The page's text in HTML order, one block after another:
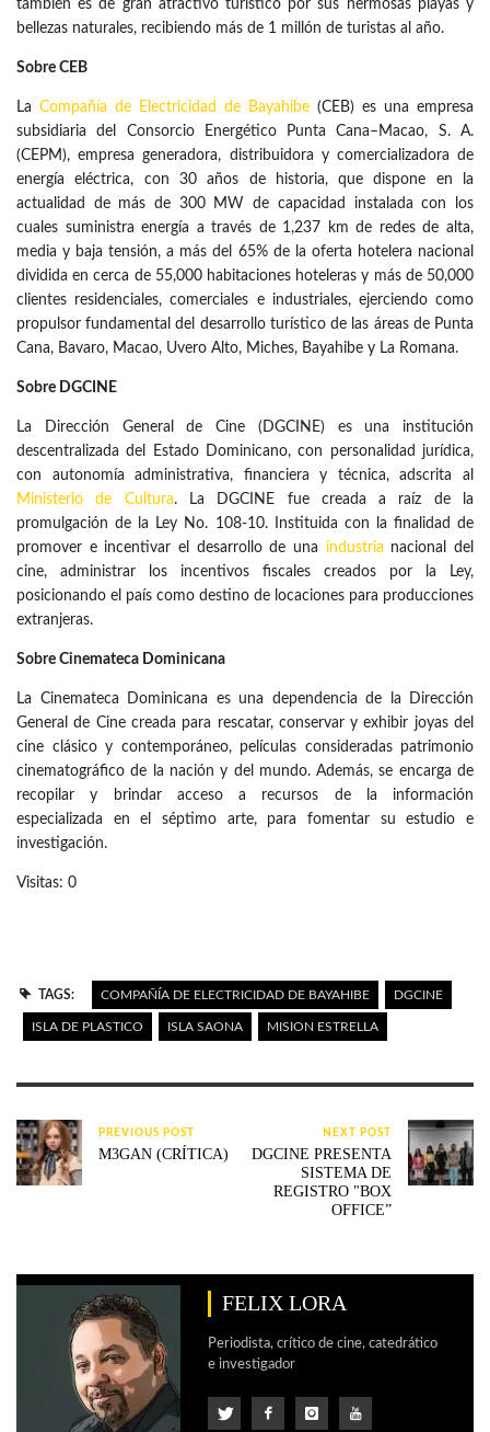
también es de gran atractivo turístico por sus hermosas playas y
bellezas naturales, recibiendo más de 1 millón de turistas al año.
Sobre CEB
La Compañía de Electricidad de Bayahibe (CEB) es una empresa
subsidiaria del Consorcio Energético Punta Cana–Macao, S. A.
(CEPM), empresa generadora, distribuidora y comercializadora de
energía eléctrica, con 30 años de historia, que dispone en la
actualidad de más de 300 MW de capacidad instalada con los
cuales suministra energía a través de 1,237 km de redes de alta,
media y baja tensión, a más del 65% de la oferta hotelera nacional
dividida en cerca de 55,000 habitaciones hoteleras y más de 50,000
clientes residenciales, comerciales e industriales, ejerciendo como
propulsor fundamental del desarrollo turístico de las áreas de Punta
Cana, Bavaro, Macao, Uvero Alto, Miches, Bayahibe y La Romana.
Sobre DGCINE
La Dirección General de Cine (DGCINE) es una institución
descentralizada del Estado Dominicano, con personalidad jurídica,
con autonomía administrativa, financiera y técnica, adscrita al
Ministerio de Cultura. La DGCINE fue creada a raíz de la
promulgación de la Ley No. 108-10. Instituida con la finalidad de
promover e incentivar el desarrollo de una industria nacional del
cine, administrar los incentivos fiscales creados por la Ley,
posicionando el país como destino de locaciones para producciones
extranjeras.
Sobre Cinemateca Dominicana
La Cinemateca Dominicana es una dependencia de la Dirección
General de Cine creada para rescatar, conservar y exhibir joyas del
cine clásico y contemporáneo, películas consideradas patrimonio
cinematográfico de la nación y del mundo. Además, se encarga de
recopilar y brindar acceso a recursos de la información
especializada en el séptimo arte, para fomentar su estudio e
investigación.
Visitas: 0
TAGS: COMPAÑÍA DE ELECTRICIDAD DE BAYAHIBE DGCINE
ISLA DE PLASTICO ISLA SAONA MISION ESTRELLA
PREVIOUS POST
M3GAN (CRÍTICA)
NEXT POST
DGCINE PRESENTA
SISTEMA DE
REGISTRO "BOX
OFFICE”
FELIX LORA
Periodista, crítico de cine, catedrático
e investigador